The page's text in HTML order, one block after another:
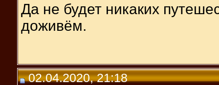
Да не будет никаких
доживём.
02.04.2020, 21:18